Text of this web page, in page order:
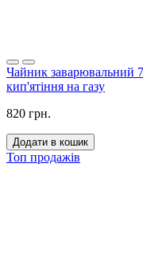
Чайник заварювальний
кип'ятіння на газу
820 грн.
Додати в кошик
Топ продажів